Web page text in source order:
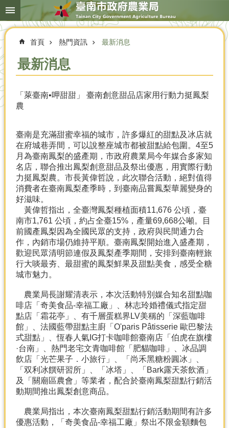
跳到主要內容區塊
搜
尋
進
局
農
概
優
農
產
熱
門
資
農
服
務
資
首頁 熱門資訊 最新消息
最新消息
「萊臺南•呷甜甜」 臺南創意甜品店家用行動力挺鳳梨
農
臺南是充滿甜蜜幸福的城市，許多爆紅的甜點及冰店就
在府城巷弄間，可以說整座城市都被甜點給包圍。4至5
月為臺南鳳梨的盛產期，市政府農業局今年媒合多家知
名店，聯合推出鳳梨創意甜品及祭出優惠，用實際行動
力挺鳳梨農。市長黃偉哲說，此次聯合活動，絕對值得
消費者在臺南鳳梨產季時，到臺南品嘗鳳梨華麗變身的
好滋味。
黃偉哲指出，全臺灣鳳梨種植面積11,676 公頃，臺
南市1,761 公頃，約占全臺15%，產量69,668公噸。目
前國產鳳梨因為全國民眾的支持，政府與民間通力合
作，內銷市場仍維持平順。臺南鳳梨開始進入盛產期，
歡迎民眾清明節連假及鳳梨產季期間，安排到臺南輕旅
行大啖最夯、最甜蜜的鳳梨鮮果及甜點美食，感受全糖
城市魅力。
農業局長謝耀清表示，本次活動特別媒合知名甜點咖
啡店「奇美食品-幸福工廠」、林志玲婚禮儀式指定甜
點店「霜花亭」、有千層蛋糕界LV美稱的「深藍咖啡
館」、法國藍帶甜點主廚「O'paris Pâtisserie 歐巴黎法
式甜點」、恆春人氣IG打卡咖啡館臺南店「伯虎在旗樓
·台南」、熱門老宅文青咖啡館「肥貓咖啡」、冰品調
飲店「光芒果子．小旅行」、「尚禾黑糖粉圓冰」、
「双利冰饌研習所」、「冰塔」、「Bark露天茶飲酒」
及「關廟區農會」等業者，配合於臺南鳳梨甜點行銷活
動期間推出鳳梨創意商品。
農業局指出，本次臺南鳳梨甜點行銷活動期間有許多
優惠活動，「奇美食品-幸福工廠」祭出不限金額麵包